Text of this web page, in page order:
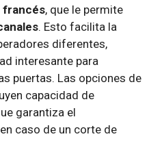
francés, que le permite
. Esto facilita la
diferentes,
interesante para
puertas. Las opciones de
capacidad de
garantiza el
caso de un corte de